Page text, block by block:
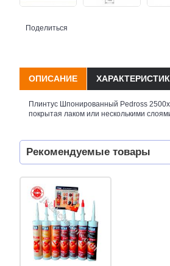
Поделиться
ОПИСАНИЕ
Плинтус Шпонированный Pedross
покрытая лаком или несколькими
Рекомендуемые товары